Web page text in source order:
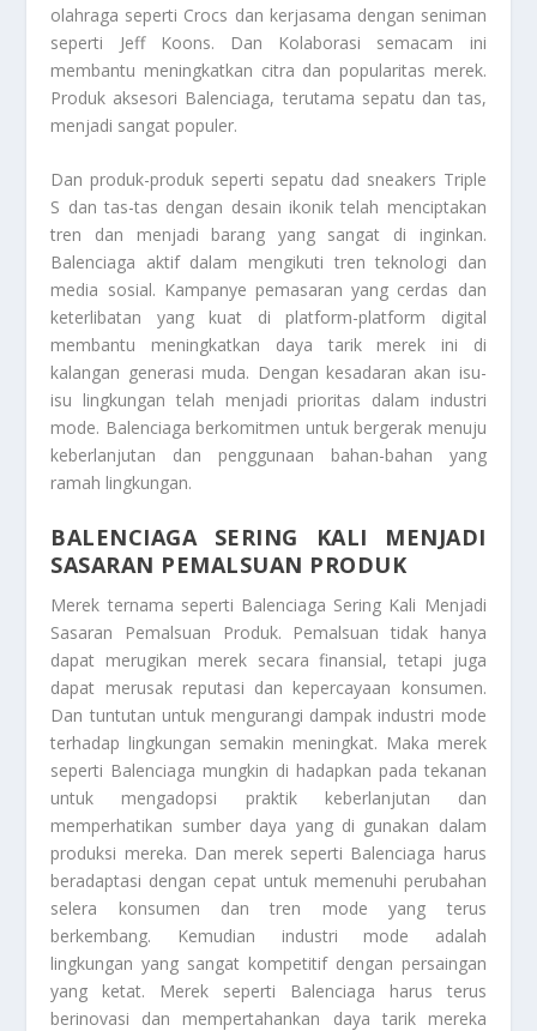
olahraga seperti Crocs dan kerjasama dengan seniman
seperti Jeff Koons. Dan Kolaborasi semacam ini
membantu meningkatkan citra dan popularitas merek.
Produk aksesori Balenciaga, terutama sepatu dan tas,
menjadi sangat populer.
Dan produk-produk seperti sepatu dad sneakers Triple
S dan tas-tas dengan desain ikonik telah menciptakan
tren dan menjadi barang yang sangat di inginkan.
Balenciaga aktif dalam mengikuti tren teknologi dan
media sosial. Kampanye pemasaran yang cerdas dan
keterlibatan yang kuat di platform-platform digital
membantu meningkatkan daya tarik merek ini di
kalangan generasi muda. Dengan kesadaran akan isu-
isu lingkungan telah menjadi prioritas dalam industri
mode. Balenciaga berkomitmen untuk bergerak menuju
keberlanjutan dan penggunaan bahan-bahan yang
ramah lingkungan.
BALENCIAGA SERING KALI MENJADI
SASARAN PEMALSUAN PRODUK
Merek ternama seperti Balenciaga Sering Kali Menjadi
Sasaran Pemalsuan Produk. Pemalsuan tidak hanya
dapat merugikan merek secara finansial, tetapi juga
dapat merusak reputasi dan kepercayaan konsumen.
Dan tuntutan untuk mengurangi dampak industri mode
terhadap lingkungan semakin meningkat. Maka merek
seperti Balenciaga mungkin di hadapkan pada tekanan
untuk mengadopsi praktik keberlanjutan dan
memperhatikan sumber daya yang di gunakan dalam
produksi mereka. Dan merek seperti Balenciaga harus
beradaptasi dengan cepat untuk memenuhi perubahan
selera konsumen dan tren mode yang terus
berkembang. Kemudian industri mode adalah
lingkungan yang sangat kompetitif dengan persaingan
yang ketat. Merek seperti Balenciaga harus terus
berinovasi dan mempertahankan daya tarik mereka